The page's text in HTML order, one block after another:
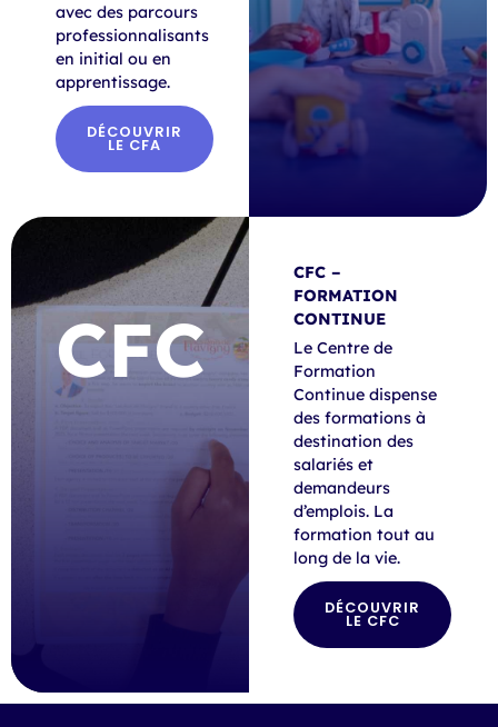
avec des parcours
professionnalisants
en initial ou en
apprentissage.
DÉCOUVRIR
LE CFA
CFC
CFC –
FORMATION
CONTINUE
Le Centre de
Formation
Continue dispense
des formations à
destination des
salariés et
demandeurs
d’emplois. La
formation tout au
long de la vie.
DÉCOUVRIR
LE CFC